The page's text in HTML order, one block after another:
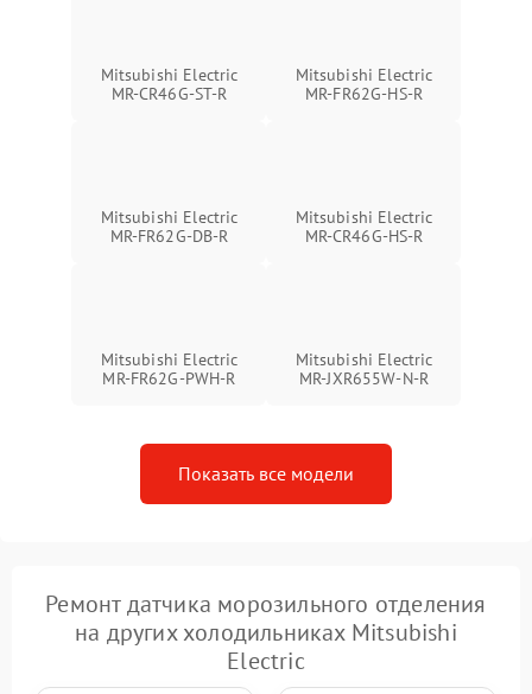
Mitsubishi Electric
MR-CR46G-ST-R
Mitsubishi Electric
MR-FR62G-HS-R
Mitsubishi Electric
MR-FR62G-DB-R
Mitsubishi Electric
MR-CR46G-HS-R
Mitsubishi Electric
MR-FR62G-PWH-R
Mitsubishi Electric
MR-JXR655W-N-R
Показать все модели
Ремонт датчика морозильного отделения
на других холодильниках Mitsubishi
Electric